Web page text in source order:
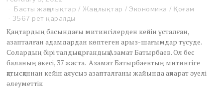
e
b
u
a
r
y
3
Басты жаңалықтар / Жаңалықтар / Экономика / Қоғам
3567 рет қаралды
Қаңтардың басындағы митингілерден кейін ұсталған,
азапталған адамдардан көптеген арыз-шағымдар түсуде.
Солардың бірі талдықорғандық Азамат Батырбаев. Ол бес
баланың әкесі, 37 жаста. Азамат Батырбаевтың митингіге
қатысқаннан кейін аяусыз азапталғаны жайында ақпарат әуелі
әлеуметтік